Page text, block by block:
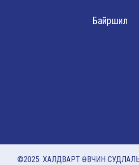
Байршил
©2025. ХАЛДВАРТ ӨВЧИН